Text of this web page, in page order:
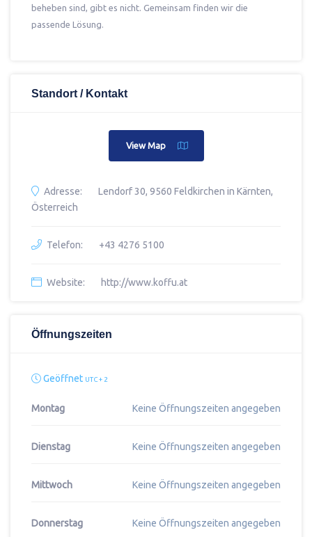
beheben sind, gibt es nicht. Gemeinsam finden wir die
passende Lösung.
Standort / Kontakt
View Map
Adresse:
Lendorf 30, 9560 Feldkirchen in Kärnten,
Österreich
Telefon: +43 4276 5100
Website: http://www.koffu.at
Öffnungszeiten
Geöffnet UTC + 2
Montag Keine Öffnungszeiten angegeben
Dienstag Keine Öffnungszeiten angegeben
Mittwoch Keine Öffnungszeiten angegeben
Donnerstag Keine Öffnungszeiten angegeben